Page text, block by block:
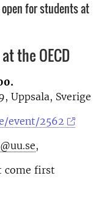
for students at
the OECD
Uppsala, Sverige
event/2562
,
come first